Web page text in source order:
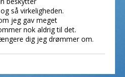
så virkeligheden.
jeg gav meget
nok aldrig til det.
dig jeg drømmer om.